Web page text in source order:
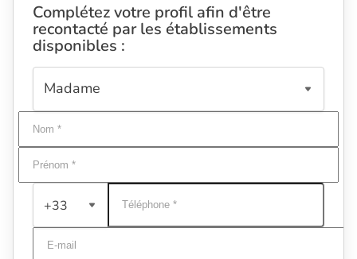
Complétez votre profil afin d'être
recontacté par les établissements
disponibles :
+33